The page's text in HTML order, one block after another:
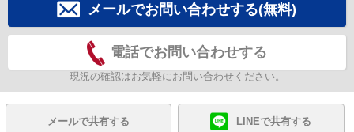
メールでお問い合わせする(無料)
電話でお問い合わせする
現況の確認はお気軽にお問い合わせください。
メールで共有する LINEで共有する